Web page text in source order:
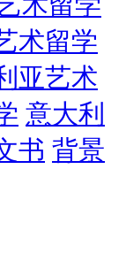
术留学
亚艺术
意大利
书 背景